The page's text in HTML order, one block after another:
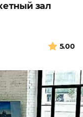
зал
5.00